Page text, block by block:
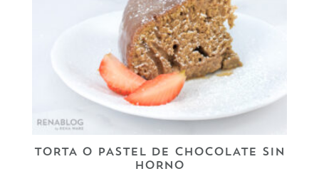
TORTA O PASTEL DE CHOCOLATE SIN
HORNO